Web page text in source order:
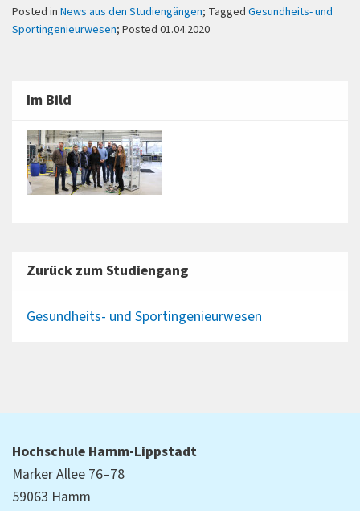
Posted in News aus den Studiengängen; Tagged Gesundheits- und
Sportingenieurwesen; Posted 01.04.2020
Im Bild
Zurück zum Studiengang
Gesundheits- und Sportingenieurwesen
Hochschule Hamm-Lippstadt
Marker Allee 76–78
59063 Hamm